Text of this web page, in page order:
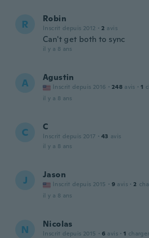
R Robin
Inscrit depuis 2012 · 2 avis
Can't get both to sync
il y a 8 ans
A Agustin
Inscrit depuis 2016 · 248 avis · 1
il y a 8 ans
C C
Inscrit depuis 2017 · 43 avis
il y a 8 ans
J Jason
Inscrit depuis 2015 · 9 avis · 2
il y a 8 ans
N Nicolas
Inscrit depuis 2015 · 6 avis · 1